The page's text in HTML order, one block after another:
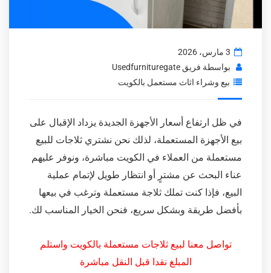
3 مارس، 2026
بواسطة فريق Usedfurnituregate
بيع وشراء اثاث مستعمل بالكويت
في ظل ارتفاع أسعار الأجهزة الجديدة يزداد الإقبال على
بيع الأجهزة المستعملة، لذلك نحن نشتري ثلاجات للبيع
مستعملة من العملاء في الكويت مباشرة، ونوفر عليهم
عناء البحث عن مشترٍ أو انتظار طويل لإتمام عملية
البيع، فإذا كنت تملك ثلاجة مستعملة وترغب في بيعها
بأفضل طريقة وبشكل سريع، فنحن الخيار المناسب لك.
تواصل معنا لبيع ثلاجات مستعملة بالكويت واستلم
المبلغ نقدا قبل النقل مباشرة